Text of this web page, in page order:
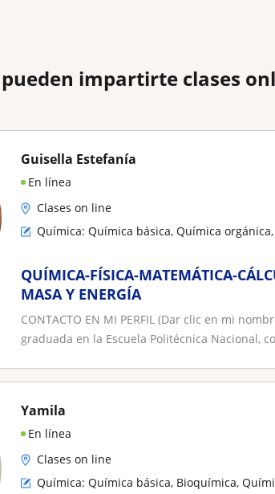
impartirte clases
Guisella Estefanía
En línea
Clases on line
Química: Química básica, Química
QUÍMICA-FÍSICA-MATEMÁTICA-
MASA Y ENERGÍA
CONTACTO EN MI PERFIL (Dar clic en mi
graduada en la Escuela Politécnica Nacional,
Yamila
En línea
Clases on line
Química: Química básica, Bioquímica,